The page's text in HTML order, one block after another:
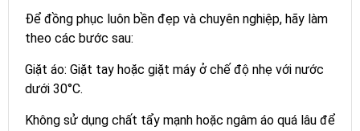
Để đồng phục luôn bền đẹp và chuyên nghiệp, hãy làm
theo các bước sau:
Giặt áo: Giặt tay hoặc giặt máy ở chế độ nhẹ với nước
dưới 30°C.
Không sử dụng chất tẩy mạnh hoặc ngâm áo quá lâu để